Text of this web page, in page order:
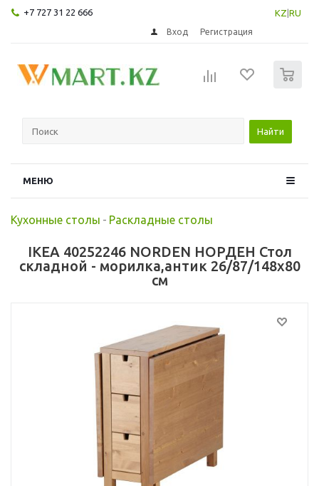
+7 727 31 22 666 KZ RU
Вход Регистрация
Найти
МЕНЮ
Кухонные столы - Раскладные столы
IKEA 40252246 NORDEN НОРДЕН Стол
складной - морилка,антик 26/87/148x80
см